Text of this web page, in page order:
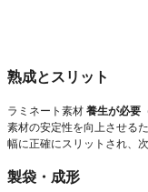
熟成とスリット
ラミネート素材養生が必要
素材の安定性を向上させる
幅に正確にスリットされ、
製袋・成形